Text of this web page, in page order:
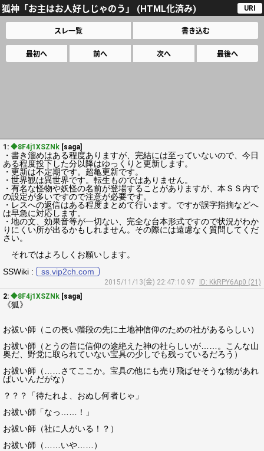
狐神「お主はお人好しじゃのう」 (HTML化済み) URI
スレ一覧 書き込む
最初へ 前へ 次へ 最後へ
1: ◆8F4j1XSZNk [saga]
・書き溜めはある程度ありますが、完結には至っていないので、今日
ある程度投下した分以降はゆっくりと更新します。
・更新は不定期です。超亀更新です。
・世界観は異世界です。転生ものではありません。
・有名な怪物や妖怪の名前が登場することがありますが、本ＳＳ内で
の設定が多いですので注意が必要です。
・レスへの返信はある程度まとめて行います。ですが誤字指摘などへ
は早急に対応します。
・地の文、効果音等が一切ない、完全な台本形式ですので状況がわか
りにくい所が出るかもしれません。その際には遠慮なく質問してくだ
さい。
それではよろしくお願いします。
SSWiki :
ss.vip2ch.com
2015/11/13(金) 22:47:10.97
ID: KkRPY6Ap0 (21)
2: ◆8F4j1XSZNk [saga]
《狐》
お祓い師（この長い階段の先に土地神信仰のための社があるらしい）
お祓い師（とうの昔に信仰の途絶えた神の社らしいが……。こんな山
奥だ、野党に取られていない宝具の少しでも残っているだろう）
お祓い師（……さてここか。宝具の他にも売り飛ばせそうな物があれ
ばいいんだがな）
？？？「待たれよ、おぬし何者じゃ」
お祓い師「なっ……！」
お祓い師（社に人がいる！？）
お祓い師（……いや……）